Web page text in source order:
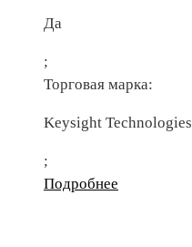
Да
;
Торговая марка:
Keysight Technologies
;
Подробнее